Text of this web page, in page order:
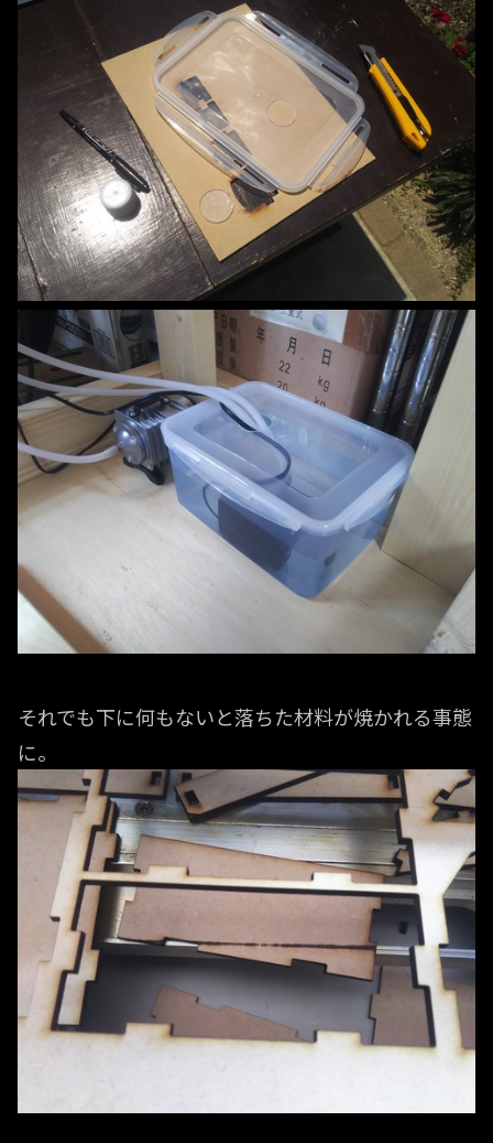
それでも下に何もないと落ちた材料が焼かれる事態
に。